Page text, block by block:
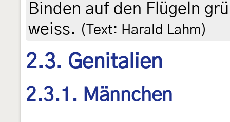
Binden auf den Flügeln
weiss. (Text: Harald Lahm)
2.3. Genitalien
2.3.1. Männchen